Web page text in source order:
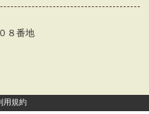
８番地
用規約